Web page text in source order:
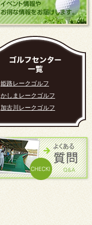
姫路レークゴルフ
かしまレークゴルフ
加古川レークゴルフ